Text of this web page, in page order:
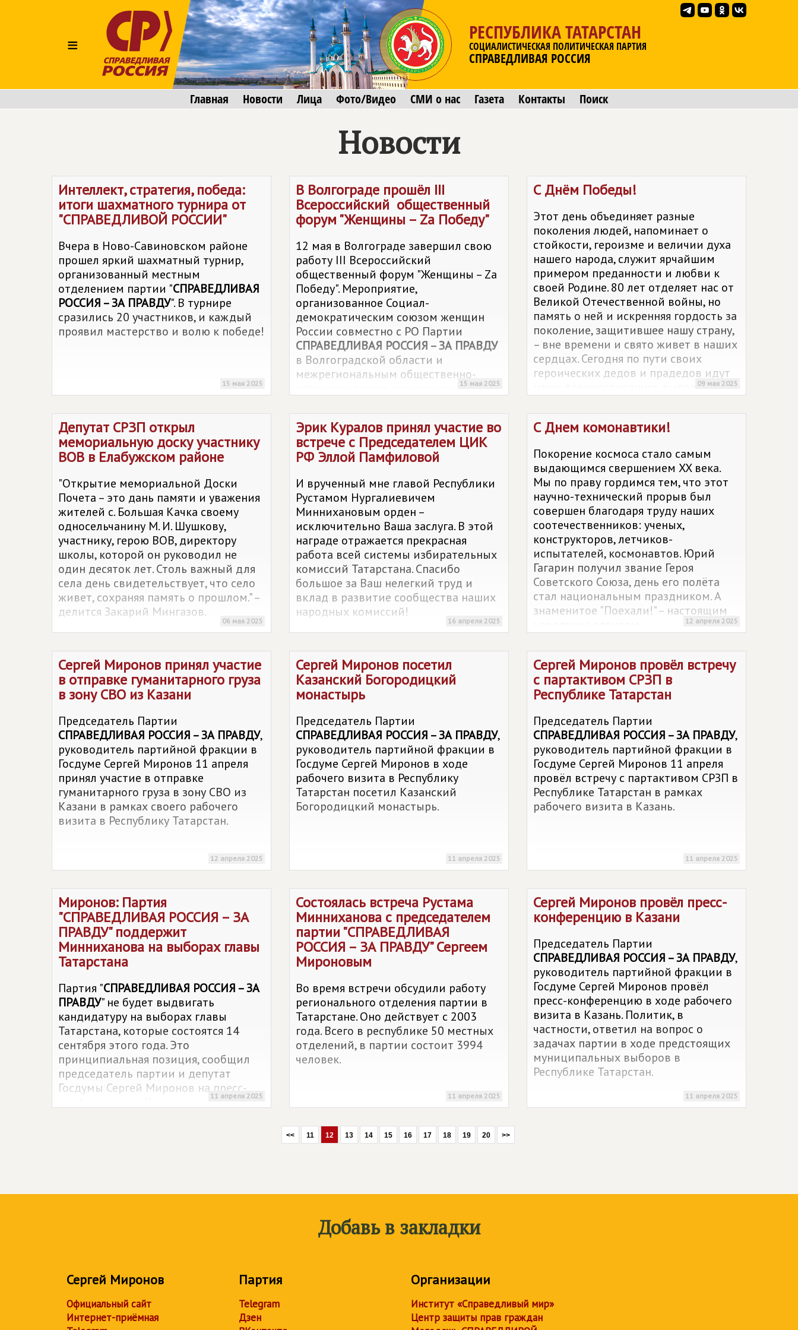
≡
РЕСПУБЛИКА ТАТАРСТАН
СОЦИАЛИСТИЧЕСКАЯ ПОЛИТИЧЕСКАЯ ПАРТИЯ
СПРАВЕДЛИВАЯ РОССИЯ
Главная Новости Лица Фото/Видео СМИ о нас Газета Контакты Поиск
Новости
Интеллект, стратегия, победа:
итоги шахматного турнира от
"СПРАВЕДЛИВОЙ РОССИИ"
Вчера в Ново-Савиновском районе
прошел яркий шахматный турнир,
организованный местным
отделением партии "СПРАВЕДЛИВАЯ
РОССИЯ – ЗА ПРАВДУ". В турнире
сразились 20 участников, и каждый
проявил мастерство и волю к победе!
15 мая 2025
В Волгограде прошёл III
Всероссийский общественный
форум "Женщины – Zа Победу"
12 мая в Волгограде завершил свою
работу III Всероссийский
общественный форум "Женщины – Zа
Победу". Мероприятие,
организованное Социал-
демократическим союзом женщин
России совместно с РО Партии
СПРАВЕДЛИВАЯ РОССИЯ – ЗА ПРАВДУ
в Волгоградской области и
межрегиональным общественно-
патриотического движением "ВЕЧНО
"Надежный тыл – залог Победы!"
15 мая 2025
С Днём Победы!
Этот день объединяет разные
поколения людей, напоминает о
стойкости, героизме и величии духа
нашего народа, служит ярчайшим
примером преданности и любви к
своей Родине. 80 лет отделяет нас от
Великой Отечественной войны, но
память о ней и искренняя гордость за
поколение, защитившее нашу страну,
– вне времени и свято живет в наших
сердцах. Сегодня по пути своих
героических дедов и прадедов идут
наши военнослужащие, выполняя
операции. Они делают все
возможное, а порой и невозможное,
России: родной язык, традиции,
свободу.
09 мая 2025
Депутат СРЗП открыл
мемориальную доску участнику
ВОВ в Елабужском районе
"Открытие мемориальной Доски
Почета – это дань памяти и уважения
жителей с. Большая Качка своему
односельчанину М. И. Шушкову,
участнику, герою ВОВ, директору
школы, которой он руководил не
один десяток лет. Столь важный для
села день свидетельствует, что село
живет, сохраняя память о прошлом." –
делится Закарий Мингазов.
06 мая 2025
Эрик Куралов принял участие во
встрече с Председателем ЦИК
РФ Эллой Памфиловой
И врученный мне главой Республики
Рустамом Нургалиевичем
Миннихановым орден –
исключительно Ваша заслуга. В этой
награде отражается прекрасная
работа всей системы избирательных
комиссий Татарстана. Спасибо
большое за Ваш нелегкий труд и
вклад в развитие сообщества наших
народных комиссий!
16 апреля 2025
С Днем комонавтики!
Покорение космоса стало самым
выдающимся свершением XX века.
Мы по праву гордимся тем, что этот
научно-технический прорыв был
совершен благодаря труду наших
соотечественников: ученых,
конструкторов, летчиков-
испытателей, космонавтов. Юрий
Гагарин получил звание Героя
Советского Союза, день его полёта
стал национальным праздником. А
знаменитое "Поехали!" – настоящим
12 апреля 2025
Сергей Миронов принял участие
в отправке гуманитарного груза
в зону СВО из Казани
Председатель Партии
СПРАВЕДЛИВАЯ РОССИЯ – ЗА ПРАВДУ,
руководитель партийной фракции в
Госдуме Сергей Миронов 11 апреля
принял участие в отправке
гуманитарного груза в зону СВО из
Казани в рамках своего рабочего
визита в Республику Татарстан.
12 апреля 2025
Сергей Миронов посетил
Казанский Богородицкий
монастырь
Председатель Партии
СПРАВЕДЛИВАЯ РОССИЯ – ЗА ПРАВДУ,
руководитель партийной фракции в
Госдуме Сергей Миронов в ходе
рабочего визита в Республику
Татарстан посетил Казанский
Богородицкий монастырь.
11 апреля 2025
Сергей Миронов провёл встречу
с партактивом СРЗП в
Республике Татарстан
Председатель Партии
СПРАВЕДЛИВАЯ РОССИЯ – ЗА ПРАВДУ,
руководитель партийной фракции в
Госдуме Сергей Миронов 11 апреля
провёл встречу с партактивом СРЗП в
Республике Татарстан в рамках
рабочего визита в Казань.
11 апреля 2025
Миронов: Партия
"СПРАВЕДЛИВАЯ РОССИЯ – ЗА
ПРАВДУ" поддержит
Минниханова на выборах главы
Татарстана
Партия "СПРАВЕДЛИВАЯ РОССИЯ – ЗА
ПРАВДУ" не будет выдвигать
кандидатуру на выборах главы
Татарстана, которые состоятся 14
сентября этого года. Это
принципиальная позиция, сообщил
председатель партии и депутат
Госдумы Сергей Миронов на пресс-
11 апреля 2025
Состоялась встреча Рустама
Минниханова с председателем
партии "СПРАВЕДЛИВАЯ
РОССИЯ – ЗА ПРАВДУ" Сергеем
Мироновым
Во время встречи обсудили работу
регионального отделения партии в
Татарстане. Оно действует с 2003
года. Всего в республике 50 местных
отделений, в партии состоит 3994
человек.
11 апреля 2025
Сергей Миронов провёл пресс-
конференцию в Казани
Председатель Партии
СПРАВЕДЛИВАЯ РОССИЯ – ЗА ПРАВДУ,
руководитель партийной фракции в
Госдуме Сергей Миронов провёл
пресс-конференцию в ходе рабочего
визита в Казань. Политик, в
частности, ответил на вопрос о
задачах партии в ходе предстоящих
муниципальных выборов в
Республике Татарстан.
11 апреля 2025
<< 11 12 13 14 15 16 17 18 19 20 >>
Добавь в закладки
Сергей Миронов
Официальный сайт
Интернет-приёмная
Партия
Telegram
Дзен
Организации
Институт «Справедливый мир»
Центр защиты прав граждан